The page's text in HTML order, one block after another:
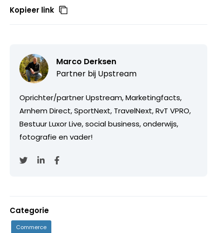
Kopieer link
Marco Derksen
Partner bij Upstream
Oprichter/partner Upstream, Marketingfacts,
Arnhem Direct, SportNext, TravelNext, RvT VPRO,
Bestuur Luxor Live, social business, onderwijs,
fotografie en vader!
Categorie
Commerce